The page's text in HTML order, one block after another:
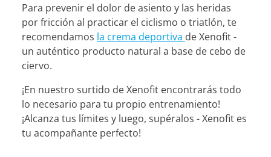
Para prevenir el dolor de asiento y las heridas
por fricción al practicar el ciclismo o triatlón, te
recomendamos la crema deportiva de Xenofit -
un auténtico producto natural a base de cebo de
ciervo.
¡En nuestro surtido de Xenofit encontrarás todo
lo necesario para tu propio entrenamiento!
¡Alcanza tus límites y luego, supéralos - Xenofit es
tu acompañante perfecto!